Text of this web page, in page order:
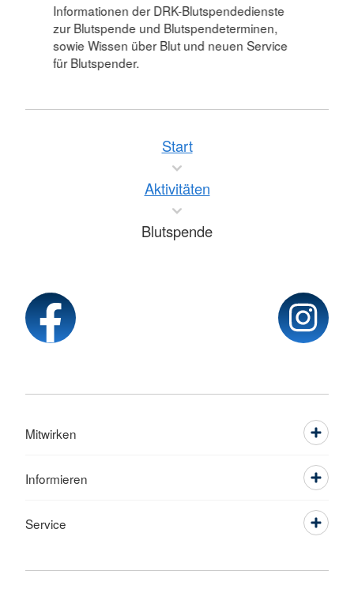
Informationen der DRK-Blutspendedienste
zur Blutspende und Blutspendeterminen,
sowie Wissen über Blut und neuen Service
für Blutspender.
Start
Aktivitäten
Blutspende
Mitwirken
Informieren
Service